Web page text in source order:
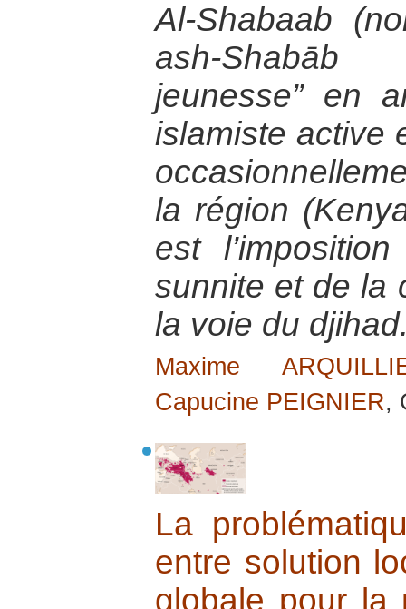
Al-Shabaab
ash-
jeunesse” en
islamiste active
la région
est
sunnite et de la
la voie du
Maxime
Capucine PEIGNIER,
La
entre solution
globale pour la